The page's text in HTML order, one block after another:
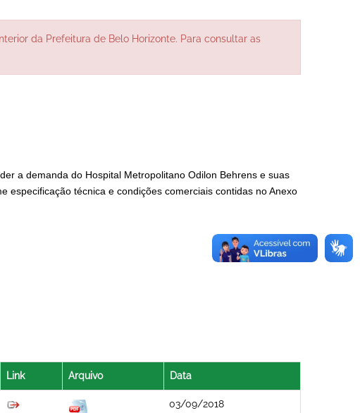
da Prefeitura de Belo Horizonte. Para consultar as
a demanda do Hospital Metropolitano Odilon Behrens e suas
técnica e condições comerciais contidas no Anexo
Link Arquivo Data
03/09/2018